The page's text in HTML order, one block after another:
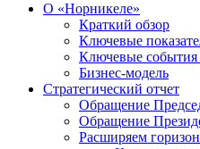
О «Норникеле»
Краткий обзор
Ключевые
Ключевые события
Бизнес-модель
Стратегический отчет
Обращение
Обращение
Расширяем